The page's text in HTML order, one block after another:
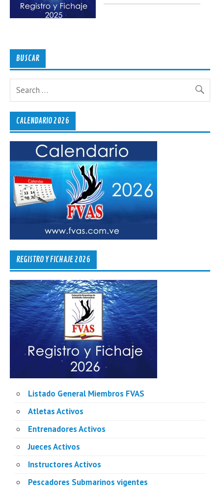
BUSCAR
CALENDARIO 2026
REGISTRO Y FICHAJE 2026
Listado General Miembros FVAS
Atletas Activos
Entrenadores Activos
Jueces Activos
Instructores Activos
Pescadores Submarinos vigentes